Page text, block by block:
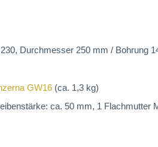
Durchmesser 250 mm / Bohrung
GW16 (ca. 1,3 kg)
ca. 50 mm, 1